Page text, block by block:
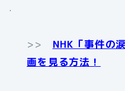
.
>> NHK「事件の
画を見る方法！